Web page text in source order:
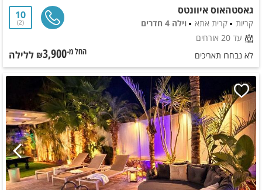
גאסטהאוס איוונטס
קריות קרית אתא
וילה 4 חדרים
עד 20 אורחים
10
2
לא נבחרו תאריכים החל מ-₪3,900 ללילה